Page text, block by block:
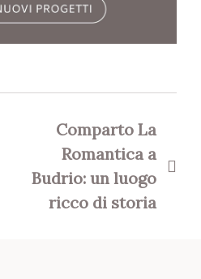
Comparto La
Romantica a
Budrio: un luogo
ricco di storia